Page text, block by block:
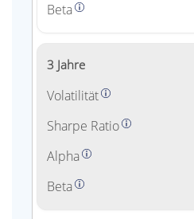
Beta
3 Jahre
Volatilität
Sharpe Ratio
Alpha
Beta